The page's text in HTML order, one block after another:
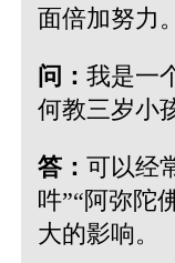
面倍加努力。
问： 我是一
何教三岁小
答： 可以经
吽”“阿弥陀
大的影响。